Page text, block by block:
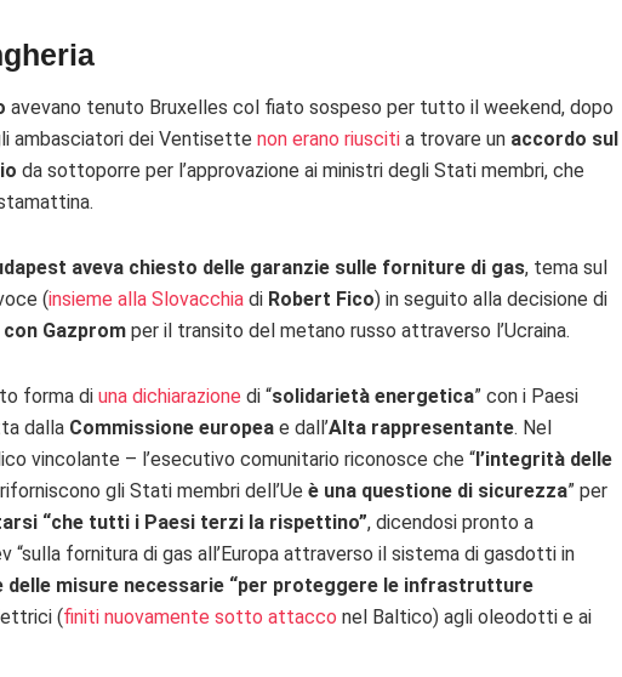
avevano tenuto Bruxelles col fiato sospeso per tutto il weekend, dopo
ambasciatori dei Ventisette non erano riusciti a trovare un accordo sul
da sottoporre per l’approvazione ai ministri degli Stati membri, che
aveva chiesto delle garanzie sulle forniture di gas, tema sul
(insieme alla Slovacchia di Robert Fico) in seguito alla decisione di
Gazprom per il transito del metano russo attraverso l’Ucraina.
forma di una dichiarazione di “solidarietà energetica” con i Paesi
dalla Commissione europea e dall’Alta rappresentante. Nel
vincolante – l’esecutivo comunitario riconosce che “l’integrità delle
gli Stati membri dell’Ue è una questione di sicurezza” per
“che tutti i Paesi terzi la rispettino”, dicendosi pronto a
“sulla fornitura di gas all’Europa attraverso il sistema di gasdotti in
delle misure necessarie “per proteggere le infrastrutture
(finiti nuovamente sotto attacco nel Baltico) agli oleodotti e ai